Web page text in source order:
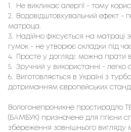
Не викликає алергії - тому
2.
Водовідштовхувальний ефект -
матраца.
3.
Надійно фіксується на матраці
гумок - не утворює складки під
4.
Просте у догляді: можна прати
5.
Зручний у використанні - легко
6.
Виготовляється в Україні з
дотриманням європейських
Вологонепроникне простирадло
(БАМБУК) призначене для гігієни
збереження зовнішнього вигляду